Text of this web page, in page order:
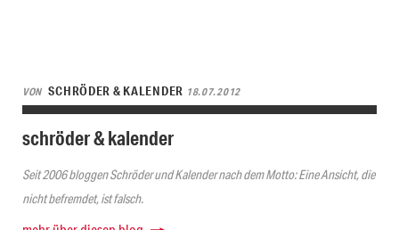
VON SCHRÖDER & KALENDER 18.07.2012
schröder & kalender
Seit 2006 bloggen Schröder und Kalender nach dem Motto: Eine Ansicht, die
nicht befremdet, ist falsch.